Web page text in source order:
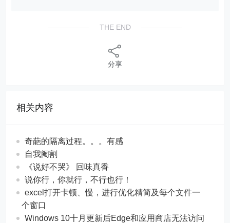
THE END
分享
相关内容
奇葩的隔离过程。。。有感
自我阉割
《说好不哭》 回味真香
说你行，你就行，不行也行！
excel打开卡顿、慢，进行优化精简及每个文件一
个窗口
Windows 10十月更新后Edge和应用商店无法访问